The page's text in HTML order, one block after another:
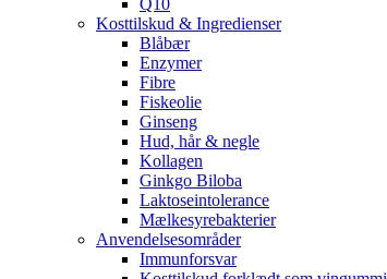
Q10
Kosttilskud & Ingredienser
Blåbær
Enzymer
Fibre
Fiskeolie
Ginseng
Hud, hår & negle
Kollagen
Ginkgo Biloba
Laktoseintolerance
Mælkesyrebakterier
Anvendelsesområder
Immunforsvar